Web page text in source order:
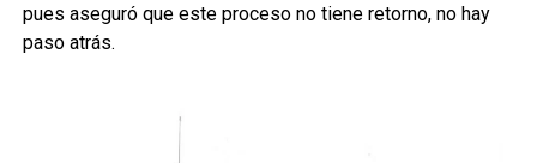
pues aseguró que este proceso no tiene retorno, no hay
paso atrás.